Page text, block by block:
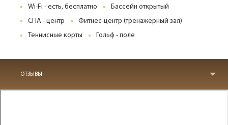
Wi-Fi - есть, бесплатно
Бассейн открытый
СПА - центр
Фитнес-центр (тренажерный зал)
Теннисные корты
Гольф - поле
ОТЗЫВЫ